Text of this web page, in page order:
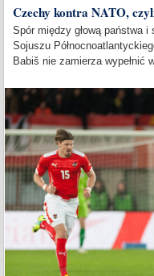
Czechy kontra NATO,
Spór między głową państwa
Sojuszu
Babiš nie zamierza wypełnić